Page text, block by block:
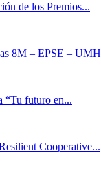
de los Premios...
8M – EPSE – UMH
“Tu futuro en...
Cooperative...